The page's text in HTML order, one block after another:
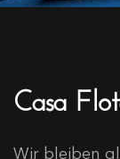
Casa
Wir bleiben